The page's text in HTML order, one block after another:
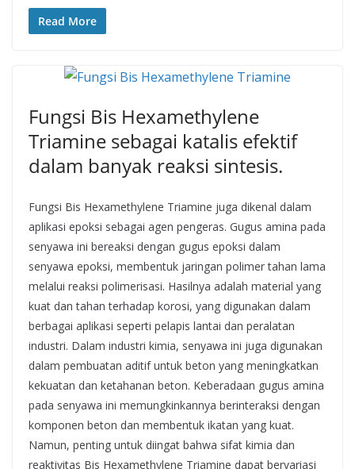
Read More
Fungsi Bis Hexamethylene
Triamine sebagai katalis efektif
dalam banyak reaksi sintesis.
Fungsi Bis Hexamethylene Triamine juga dikenal dalam
aplikasi epoksi sebagai agen pengeras. Gugus amina pada
senyawa ini bereaksi dengan gugus epoksi dalam
senyawa epoksi, membentuk jaringan polimer tahan lama
melalui reaksi polimerisasi. Hasilnya adalah material yang
kuat dan tahan terhadap korosi, yang digunakan dalam
berbagai aplikasi seperti pelapis lantai dan peralatan
industri. Dalam industri kimia, senyawa ini juga digunakan
dalam pembuatan aditif untuk beton yang meningkatkan
kekuatan dan ketahanan beton. Keberadaan gugus amina
pada senyawa ini memungkinkannya berinteraksi dengan
komponen beton dan membentuk ikatan yang kuat.
Namun, penting untuk diingat bahwa sifat kimia dan
reaktivitas Bis Hexamethylene Triamine dapat bervariasi